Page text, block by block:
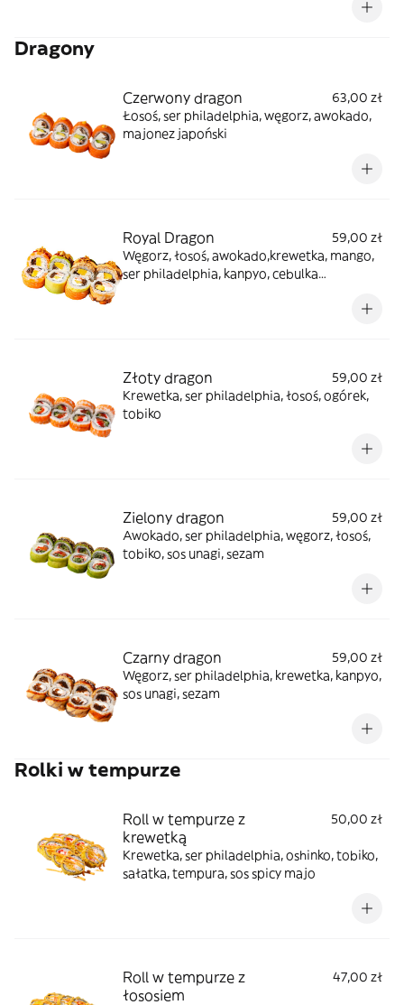
Dragony
Czerwony dragon
63,00 zł
Łosoś, ser philadelphia, węgorz, awokado,
majonez japoński
Royal Dragon
59,00 zł
Węgorz, łosoś, awokado,krewetka, mango,
ser philadelphia, kanpyo, cebulka
Złoty dragon
59,00 zł
Krewetka, ser philadelphia, łosoś, ogórek,
tobiko
Zielony dragon
59,00 zł
Awokado, ser philadelphia, węgorz, łosoś,
tobiko, sos unagi, sezam
Czarny dragon
59,00 zł
Węgorz, ser philadelphia, krewetka, kanpyo,
sos unagi, sezam
Rolki w tempurze
Roll w tempurze z
krewetką
50,00 zł
Krewetka, ser philadelphia, oshinko, tobiko,
sałatka, tempura, sos spicy majo
Roll w tempurze z
łososiem
47,00 zł